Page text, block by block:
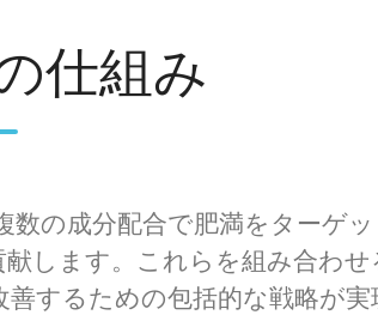
仕組み
の成分配合で肥満をターゲ
します。これらを組み合わ
するための包括的な戦略が実